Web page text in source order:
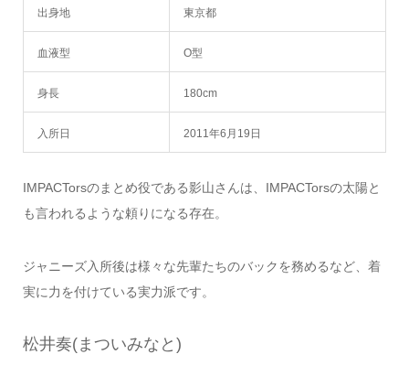
出身地 東京都
血液型 O型
身長 180cm
入所日 2011年6月19日
IMPACTorsのまとめ役である影山さんは、IMPACTorsの太陽と
も言われるような頼りになる存在。
ジャニーズ入所後は様々な先輩たちのバックを務めるなど、着
実に力を付けている実力派です。
松井奏(まついみなと)